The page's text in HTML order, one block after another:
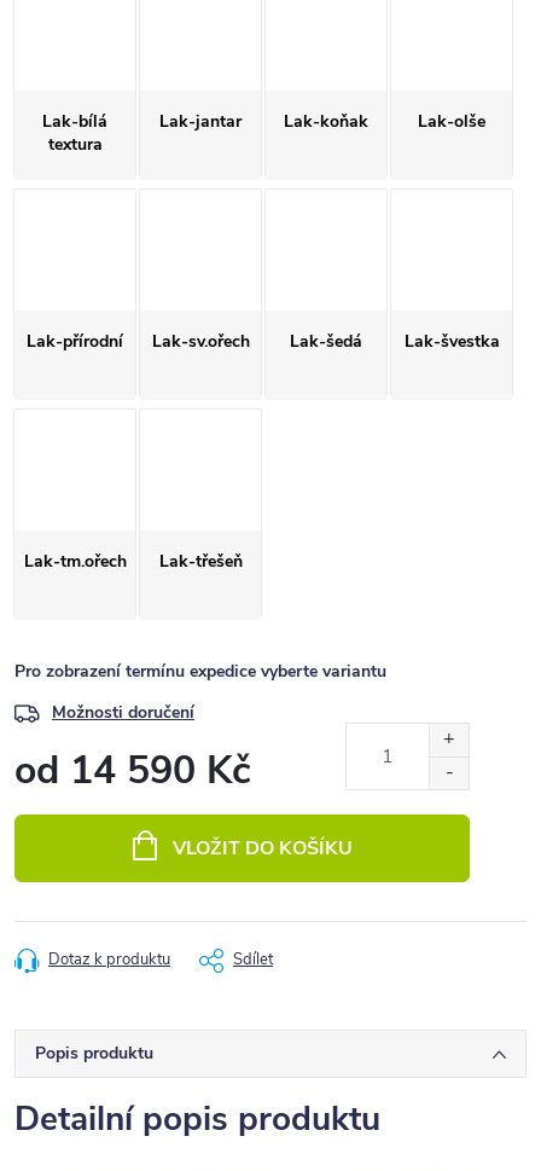
Lak-bílá
textura
Lak-jantar Lak-koňak Lak-olše
Lak-přírodní Lak-sv.ořech Lak-šedá Lak-švestka
Lak-tm.ořech Lak-třešeň
Pro zobrazení termínu expedice vyberte variantu
Možnosti doručení
od 14 590 Kč
VLOŽIT DO KOŠÍKU
Dotaz k produktu Sdílet
Popis produktu
Detailní popis produktu